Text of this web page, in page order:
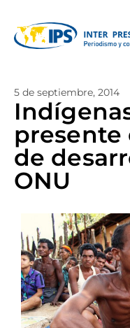
5 de septiembre, 2014
presente
de
ONU